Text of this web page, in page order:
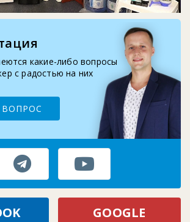
помпы воды: шланг, носик, про...
приемника кулера для воды
какие-либо вопросы
с радостью на них
ВОПРОС
GOOGLE